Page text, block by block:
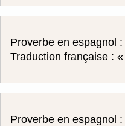
Proverbe en espagnol :
Traduction française :
Proverbe en espagnol :